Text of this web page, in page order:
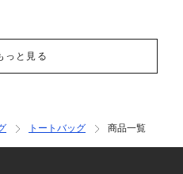
っと見る
トートバッグ 商品一覧